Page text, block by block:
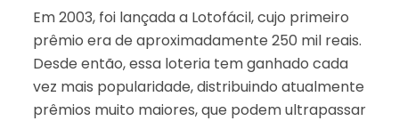
Em 2003, foi lançada a Lotofácil, cujo primeiro
prêmio era de aproximadamente 250 mil reais.
Desde então, essa loteria tem ganhado cada
vez mais popularidade, distribuindo atualmente
prêmios muito maiores, que podem ultrapassar